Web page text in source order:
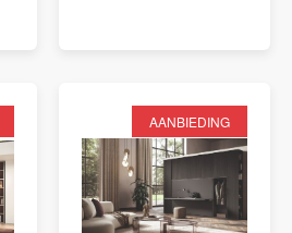
AANBIEDING